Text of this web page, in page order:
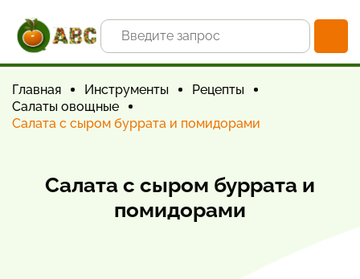
Главная Инструменты
Рецепты
Салаты овощные
Салата с сыром буррата и помидорами
Салата с сыром буррата и
помидорами